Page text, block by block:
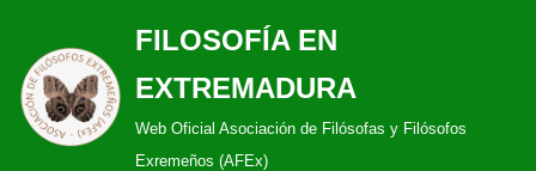
Saltar
al
contenido
FILOSOFÍA EN
EXTREMADURA
Web Oficial Asociación de Filósofas y Filósofos
Exremeños (AFEx)